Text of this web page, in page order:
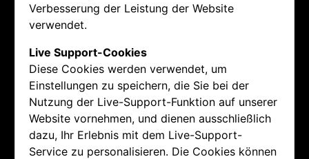
Verbesserung der Leistung der Website
verwendet.
Live Support-Cookies
Diese Cookies werden verwendet, um
Einstellungen zu speichern, die Sie bei der
Nutzung der Live-Support-Funktion auf unserer
Website vornehmen, und dienen ausschließlich
dazu, Ihr Erlebnis mit dem Live-Support-
Service zu personalisieren. Die Cookies können